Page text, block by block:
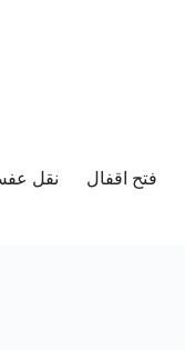
فتح اقفال نقل